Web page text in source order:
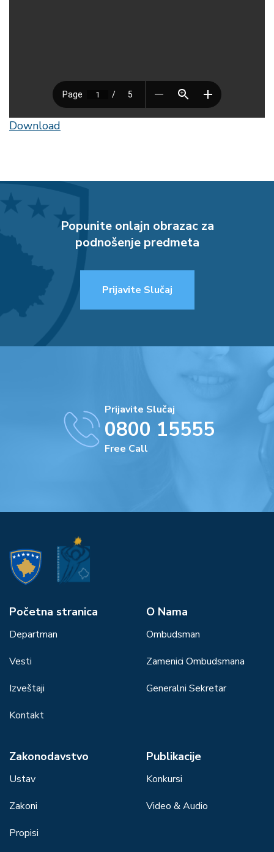
Download
Popunite onlajn obrazac za
podnošenje predmeta
Prijavite Slučaj
Prijavite Slučaj
0800 15555
Free Call
Početna stranica
Departman
Vesti
Izveštaji
Kontakt
О Nama
Ombudsman
Zamenici Ombudsmana
Generalni Sekretar
Zakonodavstvo
Ustav
Zakoni
Propisi
Publikacije
Konkursi
Video & Audio